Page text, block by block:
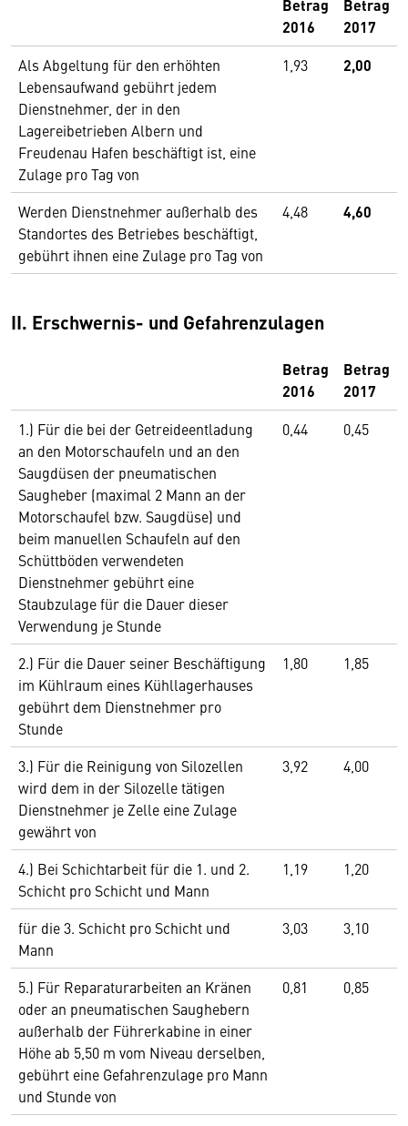
Betrag
2016
Betrag
2017
Als Abgeltung für den erhöhten
Lebensaufwand gebührt jedem
Dienstnehmer, der in den
Lagereibetrieben Albern und
Freudenau Hafen beschäftigt ist, eine
Zulage pro Tag von
1,93 2,00
Werden Dienstnehmer außerhalb des
Standortes des Betriebes beschäftigt,
gebührt ihnen eine Zulage pro Tag von
4,48 4,60
II. Erschwernis- und Gefahrenzulagen
Betrag
2016
Betrag
2017
1.) Für die bei der Getreideentladung
an den Motorschaufeln und an den
Saugdüsen der pneumatischen
Saugheber (maximal 2 Mann an der
Motorschaufel bzw. Saugdüse) und
beim manuellen Schaufeln auf den
Schüttböden verwendeten
Dienstnehmer gebührt eine
Staubzulage für die Dauer dieser
Verwendung je Stunde
0,44 0,45
2.) Für die Dauer seiner Beschäftigung
im Kühlraum eines Kühllagerhauses
gebührt dem Dienstnehmer pro
Stunde
1,80 1,85
3.) Für die Reinigung von Silozellen
wird dem in der Silozelle tätigen
Dienstnehmer je Zelle eine Zulage
gewährt von
3,92 4,00
4.) Bei Schichtarbeit für die 1. und 2.
Schicht pro Schicht und Mann
1,19 1,20
für die 3. Schicht pro Schicht und
Mann
3,03 3,10
5.) Für Reparaturarbeiten an Kränen
oder an pneumatischen Saughebern
außerhalb der Führerkabine in einer
Höhe ab 5,50 m vom Niveau derselben,
gebührt eine Gefahrenzulage pro Mann
und Stunde von
0,81 0,85